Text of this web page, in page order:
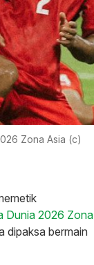
Zona Asia (c)
Dunia 2026 Zona
dipaksa bermain